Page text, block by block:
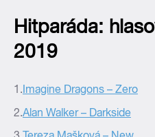
Hitparáda:
2019
1.Imagine Dragons – Zero
2.Alan Walker – Darkside